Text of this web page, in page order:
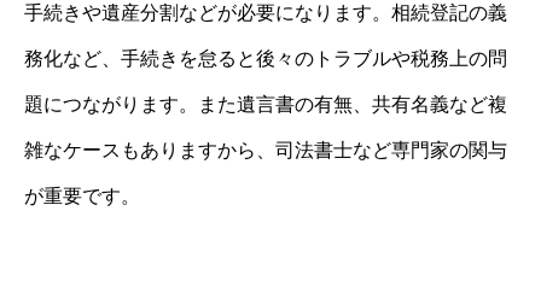
手続きや遺産分割などが必要になります。相続登記の義
務化など、手続きを怠ると後々のトラブルや税務上の問
題につながります。また遺言書の有無、共有名義など複
雑なケースもありますから、司法書士など専門家の関与
が重要です。